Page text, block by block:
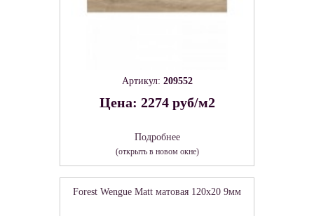
Артикул: 209552
Цена: 2274 руб/м2
Подробнее
(открыть в новом окне)
Forest Wengue Matt матовая 120x20 9мм